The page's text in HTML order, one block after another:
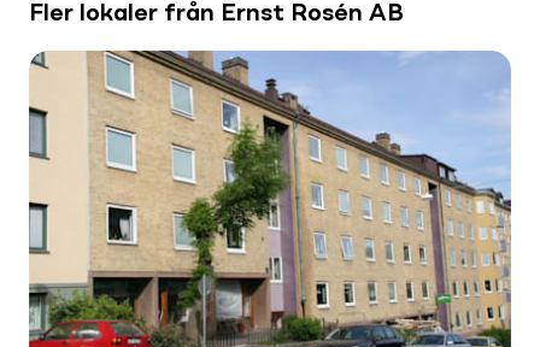
Fler lokaler från Ernst Rosén AB